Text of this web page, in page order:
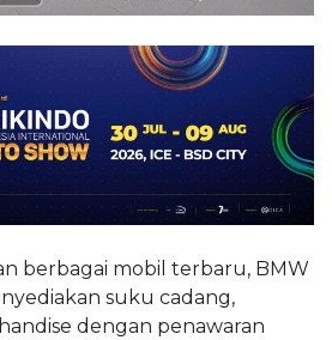
berbagai mobil terbaru, BMW
suku cadang,
dengan penawaran